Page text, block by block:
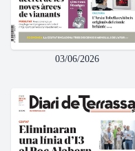
03/06/2026